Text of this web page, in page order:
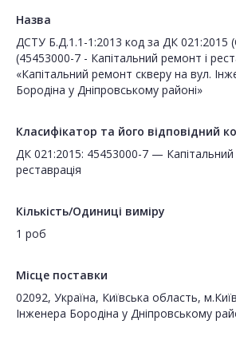
Назва
ДСТУ Б.Д.1.1-1:2013 код за ДК 021:2015
(45453000-7 - Капітальний ремонт і
«Капітальний ремонт скверу на вул.
Бородіна у Дніпровському районі»
Класифікатор та його відповідний
ДК 021:2015: 45453000-7 — Капітальний
реставрація
Кількість/Одиниці виміру
1 роб
Місце поставки
02092, Україна, Київська область,
Інженера Бородіна у Дніпровському